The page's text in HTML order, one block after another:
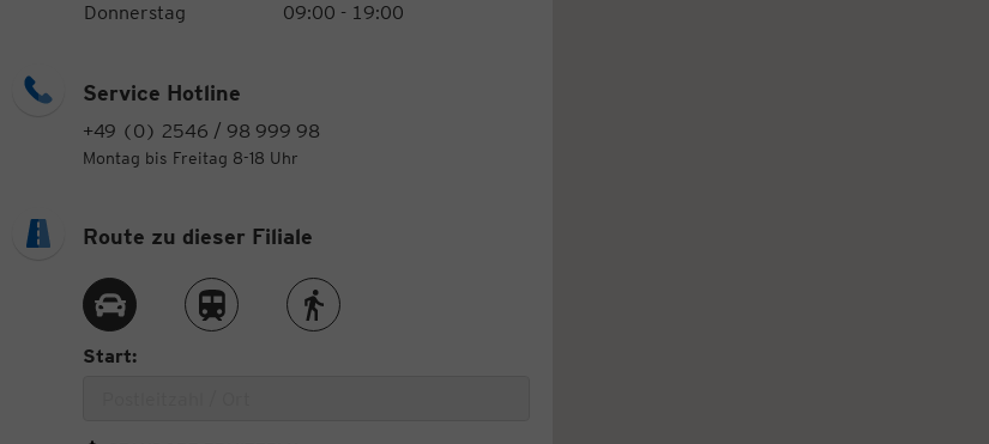
Donnerstag
09:00 - 19:00
Service Hotline
+49 (0) 2546 / 98 999 98
Montag bis Freitag 8-18 Uhr
Route zu dieser Filiale
Route per AutoRoute per ZugRoute zu Fuß
Start: